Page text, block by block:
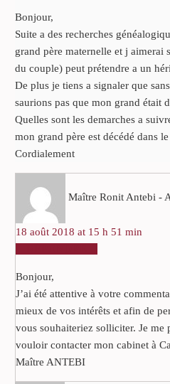
Bonjour,
Suite a des recherches
grand père maternelle et j aimerai
du couple) peut prétendre a un
De plus je tiens a signaler que
saurions pas que mon grand était
Quelles sont les demarches a
mon grand père est décédé dans
Cordialement
Maître Ronit Antebi -
18 août 2018 at 15 h 51 min
Bonjour,
J’ai été attentive à votre
mieux de vos intérêts et afin de
vous souhaiteriez solliciter. Je me
vouloir contacter mon cabinet à
Maître ANTEBI